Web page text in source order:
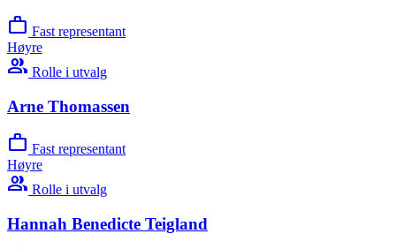
work Fast representant
Høyre
group Rolle i utvalg
Arne Thomassen
work Fast representant
Høyre
group Rolle i utvalg
Hannah Benedicte Teigland